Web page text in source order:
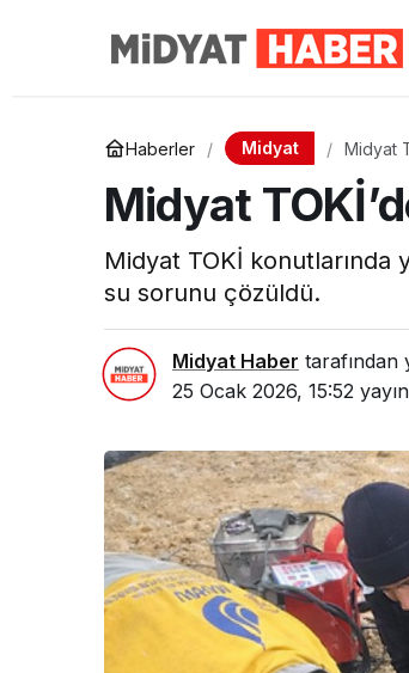
Haberler Midyat Midyat
Midyat
Midyat TOKİ konutlarında
su sorunu çözüldü.
Midyat Haber tarafından
25 Ocak 2026, 15:52